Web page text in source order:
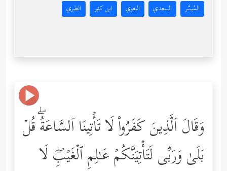
المُيسَّر السعدي البغوي ابن كثير الطبري
وَقَالَ ٱلَّذِینَ كَفَرُواْ لَا تَأۡتِینَا ٱلسَّاعَةُۖ قُلۡ
بَلَىٰ وَرَبِّی لَتَأۡتِیَنَّكُمۡ عَـٰلِمِ ٱلۡغَیۡبِۖ لَا